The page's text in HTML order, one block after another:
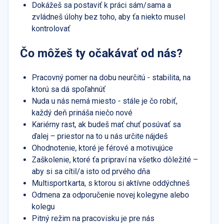
Dokážeš sa postaviť k práci sám/sama a
zvládneš úlohy bez toho, aby ťa niekto musel
kontrolovať
Čo môžeš ty očakávať od nás?
Pracovný pomer na dobu neurčitú - stabilita, na
ktorú sa dá spoľahnúť
Nuda u nás nemá miesto - stále je čo robiť,
každý deň prináša niečo nové
Kariérny rast, ak budeš mať chuť posúvať sa
ďalej – priestor na to u nás určite nájdeš
Ohodnotenie, ktoré je férové a motivujúce
Zaškolenie, ktoré ťa pripraví na všetko dôležité –
aby si sa cítil/a isto od prvého dňa
Multisport karta, s ktorou si aktívne oddýchneš
Odmena za odporučenie novej kolegyne alebo
kolegu
Pitný režim na pracovisku je pre nás